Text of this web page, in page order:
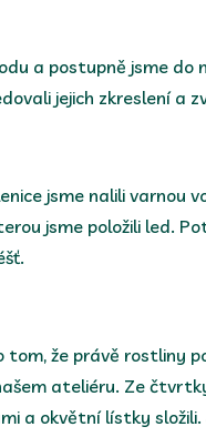
a postupně jsme do
jejich zkreslení a
jsme nalili varnou
jsme položili led.
tom, že právě rostliny
ateliéru. Ze
a okvětní lístky